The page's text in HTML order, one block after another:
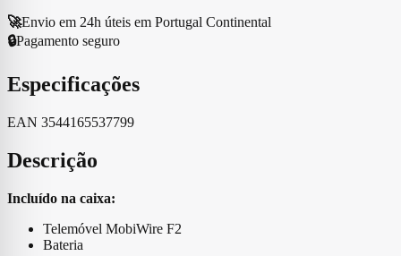
🚀Envio em 24h úteis em Portugal Continental
🔒Pagamento seguro
Especificações
EAN 3544165537799
Descrição
Incluído na caixa:
Telemóvel MobiWire F2
Bateria